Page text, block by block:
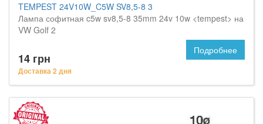
TEMPEST 24V10W_C5W SV8,5-8 3
Лампа софитная c5w sv8,5-8 35mm 24v 10w <tempest> на
VW Golf 2
14 грн
Доставка 2 дня
Подробнее